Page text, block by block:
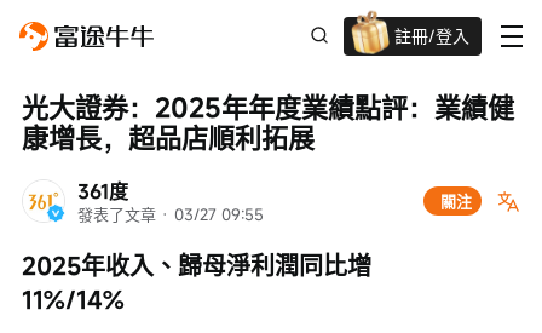
註冊/登入
迎新驚喜賞 股票/BTC等任你揀!
361度
發表了文章 · 03/27 09:55
關注
光大證券：2025年年度業績點評：業績健
康增長，超品店順利拓展
2025年收入、歸母淨利潤同比增
11%/14%